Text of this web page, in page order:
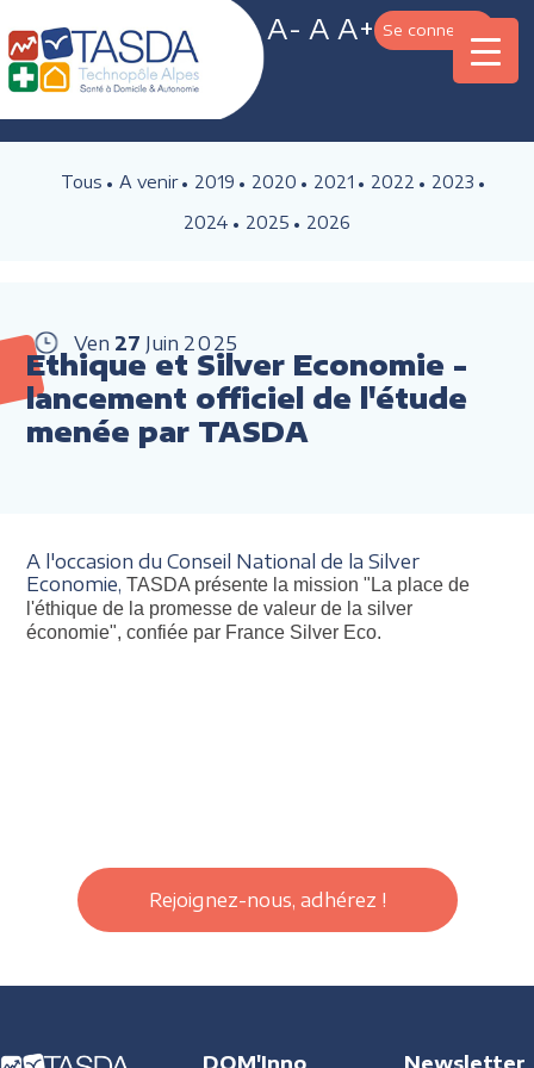
A- A A+ Se connecter
Tous A venir 2019 2020 2021 2022
2023
2024
2025 2026
Ven 27 Juin 2025
Ethique et Silver Economie -
lancement officiel de l'étude
menée par TASDA
A l'occasion du Conseil National de la Silver
Economie,TASDA présente la mission "La place de
l'éthique de la promesse de valeur de la silver
économie", confiée par France Silver Eco.
Rejoignez-nous, adhérez !
DOM'Inno Newsletter